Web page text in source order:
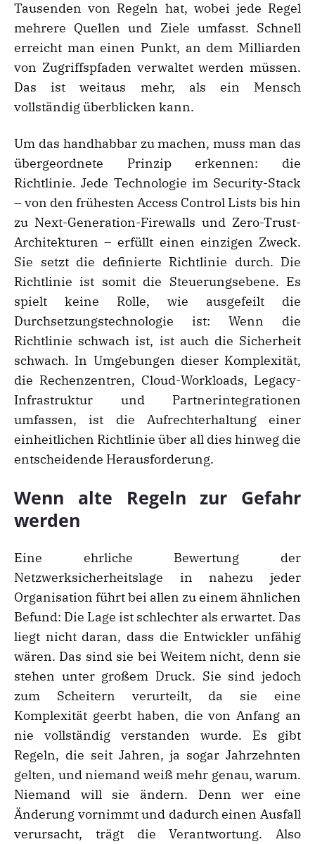
Tausenden von Regeln hat, wobei jede Regel
mehrere Quellen und Ziele umfasst. Schnell
erreicht man einen Punkt, an dem Milliarden
von Zugriffspfaden verwaltet werden müssen.
Das ist weitaus mehr, als ein Mensch
vollständig überblicken kann.
Um das handhabbar zu machen, muss man das
übergeordnete Prinzip erkennen: die
Richtlinie. Jede Technologie im Security-Stack
– von den frühesten Access Control Lists bis hin
zu Next-Generation-Firewalls und Zero-Trust-
Architekturen – erfüllt einen einzigen Zweck.
Sie setzt die definierte Richtlinie durch. Die
Richtlinie ist somit die Steuerungsebene. Es
spielt keine Rolle, wie ausgefeilt die
Durchsetzungstechnologie ist: Wenn die
Richtlinie schwach ist, ist auch die Sicherheit
schwach. In Umgebungen dieser Komplexität,
die Rechenzentren, Cloud-Workloads, Legacy-
Infrastruktur und Partnerintegrationen
umfassen, ist die Aufrechterhaltung einer
einheitlichen Richtlinie über all dies hinweg die
entscheidende Herausforderung.
Wenn alte Regeln zur Gefahr
werden
Eine ehrliche Bewertung der
Netzwerksicherheitslage in nahezu jeder
Organisation führt bei allen zu einem ähnlichen
Befund: Die Lage ist schlechter als erwartet. Das
liegt nicht daran, dass die Entwickler unfähig
wären. Das sind sie bei Weitem nicht, denn sie
stehen unter großem Druck. Sie sind jedoch
zum Scheitern verurteilt, da sie eine
Komplexität geerbt haben, die von Anfang an
nie vollständig verstanden wurde. Es gibt
Regeln, die seit Jahren, ja sogar Jahrzehnten
gelten, und niemand weiß mehr genau, warum.
Niemand will sie ändern. Denn wer eine
Änderung vornimmt und dadurch einen Ausfall
verursacht, trägt die Verantwortung. Also